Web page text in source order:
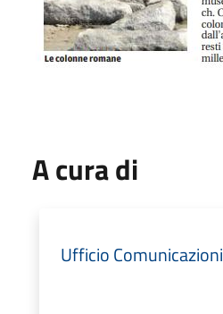
A cura di
Ufficio Comunicazioni